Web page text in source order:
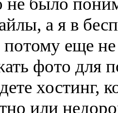
а я в
еще
фото для
хостинг,
или